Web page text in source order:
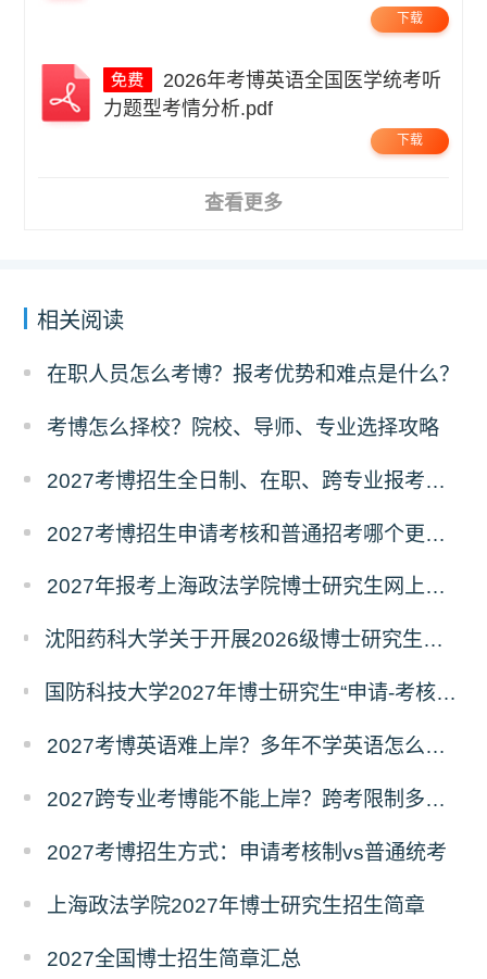
下载
力题型考情分析.pdf
下载
查看更多
相关阅读
在职人员怎么考博？报考优势和难点是什么？
考博怎么择校？院校、导师、专业选择攻略
2027考博招生全日制、在职、跨专业报考要求
2027考博招生申请考核和普通招考哪个更好考？
2027年报考上海政法学院博士研究生网上报名公告
沈阳药科大学关于开展2026级博士研究生录取后信息采集及档案调取等相关工作的通知
国防科技大学2027年博士研究生“申请-考核”制招生专业基础笔试考试大纲
2027考博英语难上岸？多年不学英语怎么备考？
2027跨专业考博能不能上岸？跨考限制多不多？
2027考博招生方式：申请考核制vs普通统考
上海政法学院2027年博士研究生招生简章
2027全国博士招生简章汇总